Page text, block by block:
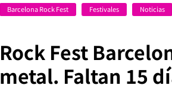
Barcelona Rock Fest Festivales Noticias
Rock Fest
metal. Faltan 15